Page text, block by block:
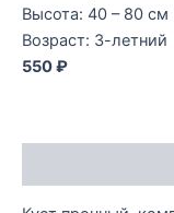
Высота: 40 – 80 см
Возраст: 3-летний
550 ₽